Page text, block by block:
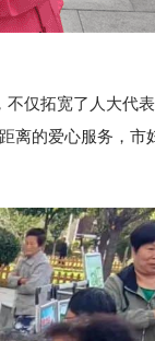
仅拓宽了人大代
离的爱心服务，市